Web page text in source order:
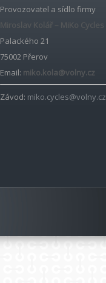
Provozovatel a sídlo firmy
Miroslav Kolář – MiKo Cycles
Palackého 21
75002 Přerov
Email: miko.kola@volny.cz
Závod: miko.cycles@volny.cz